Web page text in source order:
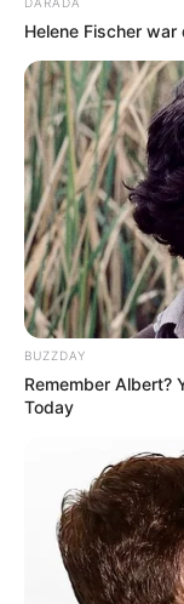
entspannen.
e.
Stadt und
Arendsee,
auch der
beliebtesten
Tierpark
Volieren, die
sowohl
beobachtet
Eulenburg.
gefüttert
erleberg.de
DDR-
Helene Fischer
BUZZDAY
Remember Albert?
Today